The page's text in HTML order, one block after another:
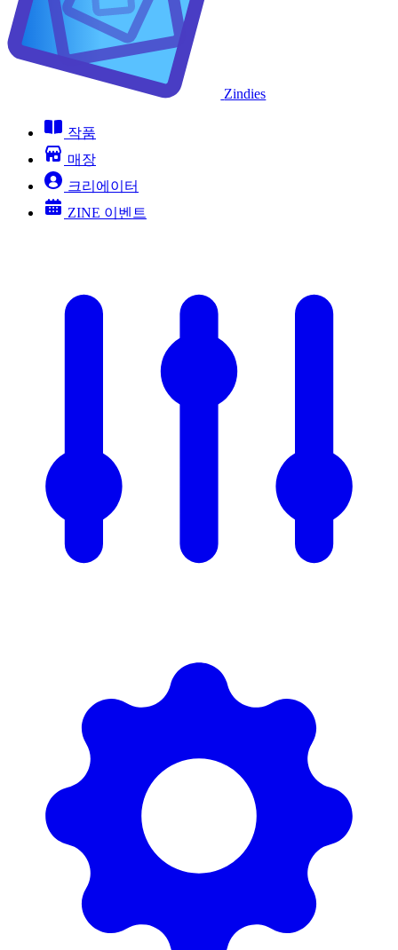
Zindies
작품
매장
크리에이터
ZINE 이벤트